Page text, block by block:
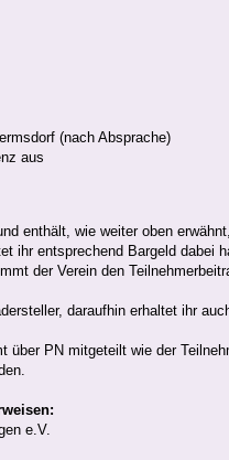
(nach Absprache)
aus
enthält, wie weiter oben
ihr entsprechend Bargeld dabei
der Verein den
daraufhin erhaltet ihr
PN mitgeteilt wie der
e.­V.